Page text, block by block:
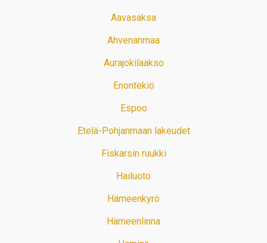
Aavasaksa
Ahvenanmaa
Aurajokilaakso
Enontekiö
Espoo
Etelä-Pohjanmaan lakeudet
Fiskarsin ruukki
Hailuoto
Hämeenkyrö
Hämeenlinna